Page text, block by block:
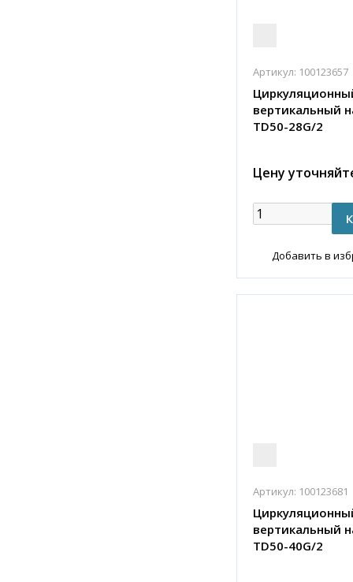
Артикул: 100123657
вертикальный
TD50-28G/2
Цену
Добавить в
Артикул: 100123681
вертикальный
TD50-40G/2